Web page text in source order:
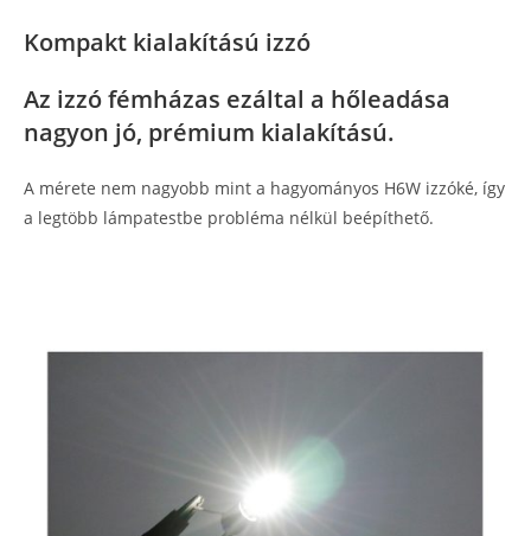
Kompakt kialakítású izzó
Az izzó fémházas ezáltal a hőleadása
nagyon jó, prémium kialakítású.
A mérete nem nagyobb mint a hagyományos H6W izzóké, így
a legtöbb lámpatestbe probléma nélkül beépíthető.